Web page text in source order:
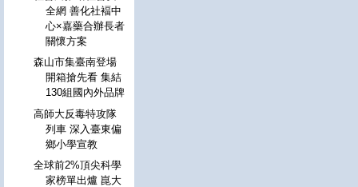
全網 善化社褔中
心×嘉藥合辦長者
關懷方案
森山市集臺南登場
開箱搶先看 集結
130組國內外品牌
高師大反毒特攻隊
列車 深入臺東偏
鄉小學宣教
全球前2%頂尖科學
家榜單出爐 崑大